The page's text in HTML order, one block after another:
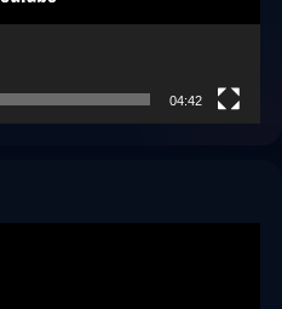
04:42